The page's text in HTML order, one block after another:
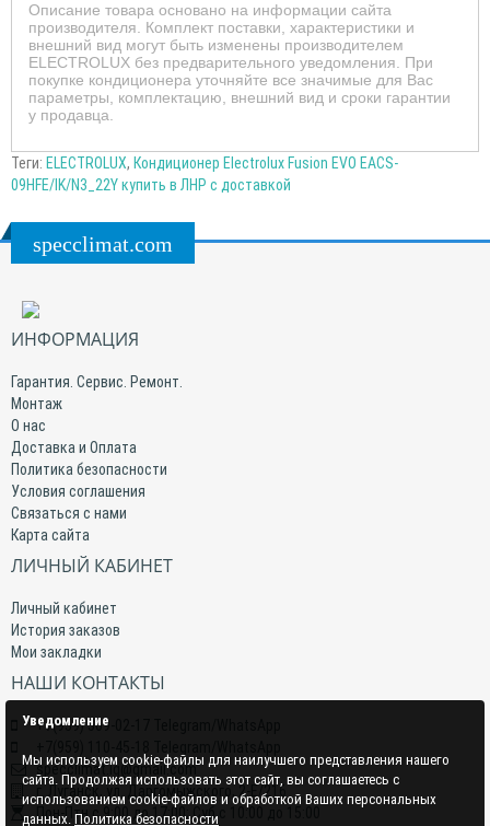
Описание товара основано на информации сайта
производителя. Комплект поставки, характеристики и
внешний вид могут быть изменены производителем
ELECTROLUX без предварительного уведомления. При
покупке кондиционера уточняйте все значимые для Вас
параметры, комплектацию, внешний вид и сроки гарантии
у продавца.
Теги: ELECTROLUX, Кондиционер Electrolux Fusion EVO EACS-
09HFE/IK/N3_22Y купить в ЛНР с доставкой
specclimat.com
ИНФОРМАЦИЯ
Гарантия. Сервис. Ремонт.
Монтаж
О нас
Доставка и Оплата
Политика безопасности
Условия соглашения
Связаться с нами
Карта сайта
ЛИЧНЫЙ КАБИНЕТ
Личный кабинет
История заказов
Мои закладки
НАШИ КОНТАКТЫ
+7(959) 509-02-17 Telegram/WhatsApp
specclimat.lg@gmail.com
г. Луганск, ул. Даргомыжского, 2-Е/216
Пон-Птн с 9:00 до 17:00; Суб с 10:00 до 15:00
Уведомление
Мы используем cookie-файлы для наилучшего представления нашего
сайта. Продолжая использовать этот сайт, вы соглашаетесь с
использованием cookie-файлов и обработкой Ваших персональных
данных. Политика безопасности